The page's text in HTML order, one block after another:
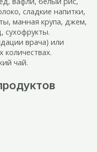
сладкие напитки,
манная крупа, джем,
сухофрукты.
врача) или
количествах.
чай.